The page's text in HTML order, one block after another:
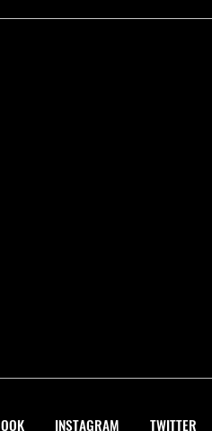
INSTAGRAM TWITTER